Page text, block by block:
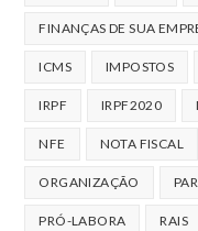
FINANÇAS DE SUA
ICMS IMPOSTOS
IRPF IRPF2020
NFE NOTA FISCAL
ORGANIZAÇÃO
PRÓ-LABORA RAIS